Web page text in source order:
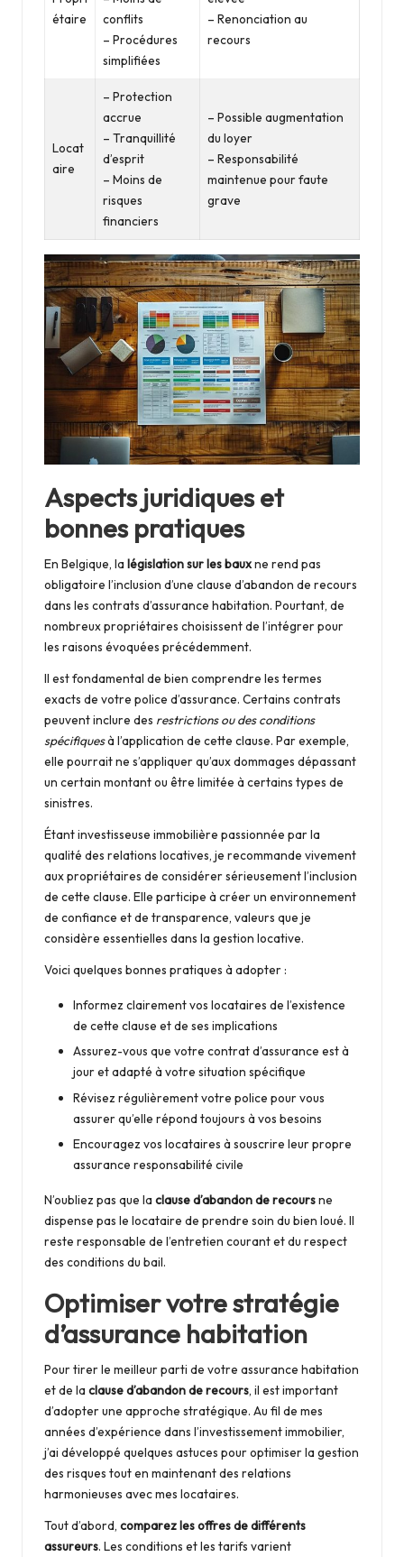
étaire
conflits
– Procédures
simplifiées
– Renonciation au
recours
Locat
aire
– Protection
accrue
– Tranquillité
d’esprit
– Moins de
risques
financiers
– Possible augmentation
du loyer
– Responsabilité
maintenue pour faute
grave
Aspects juridiques et
bonnes pratiques
En Belgique, la législation sur les bauxne rend pas
obligatoire l’inclusion d’une clause d’abandon de recours
dans les contrats d’assurance habitation. Pourtant, de
nombreux propriétaires choisissent de l’intégrer pour
les raisons évoquées précédemment.
Il est fondamental de bien comprendre les termes
exacts de votre police d’assurance. Certains contrats
peuvent inclure des restrictions ou des conditions
spécifiquesà l’application de cette clause. Par exemple,
elle pourrait ne s’appliquer qu’aux dommages dépassant
un certain montant ou être limitée à certains types de
sinistres.
Étant investisseuse immobilière passionnée par la
qualité des relations locatives, je recommande vivement
aux propriétaires de considérer sérieusement l’inclusion
de cette clause. Elle participe à créer un environnement
de confiance et de transparence, valeurs que je
considère essentielles dans la gestion locative.
Voici quelques bonnes pratiques à adopter :
Informez clairement vos locataires de l’existence
de cette clause et de ses implications
Assurez-vous que votre contrat d’assurance est à
jour et adapté à votre situation spécifique
Révisez régulièrement votre police pour vous
assurer qu’elle répond toujours à vos besoins
Encouragez vos locataires à souscrire leur propre
assurance responsabilité civile
N’oubliez pas que la clause d’abandon de recoursne
dispense pas le locataire de prendre soin du bien loué. Il
reste responsable de l’entretien courantet du respect
des conditions du bail.
Optimiser votre stratégie
d’assurance habitation
Pour tirer le meilleur parti de votre assurance habitation
et de la clause d’abandon de recours, il est important
d’adopter une approche stratégique. Au fil de mes
années d’expérience dans l’investissement immobilier,
j’ai développé quelques astuces pour optimiser la gestion
des risques tout en maintenant des relations
harmonieuses avec mes locataires.
Tout d’abord, comparez les offres de différents
assureurs. Les conditions et les tarifs varient